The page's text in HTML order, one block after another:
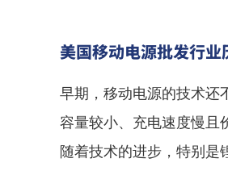
美国移动电源批发行业
早期，移动电源的技术还
容量较小、充电速度慢且
随着技术的进步，特别是